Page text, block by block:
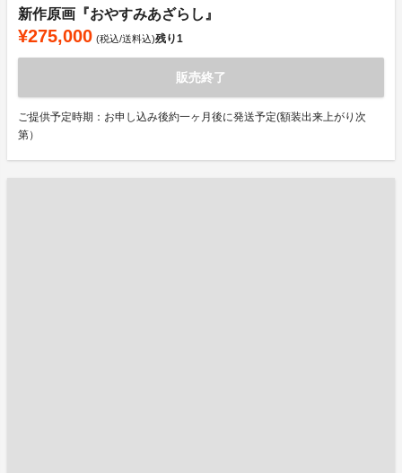
新作原画『おやすみあざらし』
¥275,000 (税込/送料込)残り1
販売終了
ご提供予定時期：お申し込み後約一ヶ月後に発送予定(額装出来上がり次
第）